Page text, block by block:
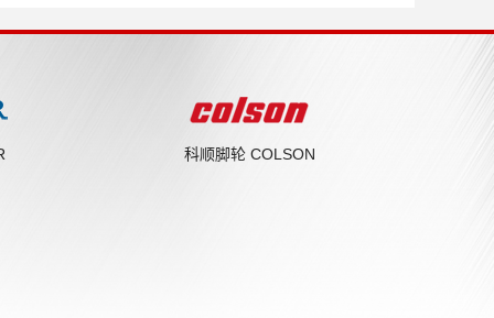
科顺脚轮 COLSON